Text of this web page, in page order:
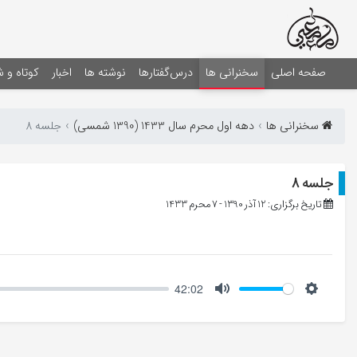
صفحه اصلی سخنرانی ها درس‌گفتارها نوشته ها اخبار کوتاه و
سخنرانی ها دهه اول محرم سال 1433 (1390 شمسی) جلسه 8
جلسه 8
تاریخ برگزاری: 12 آذر 1390 - 7 محرم 1433
42:02